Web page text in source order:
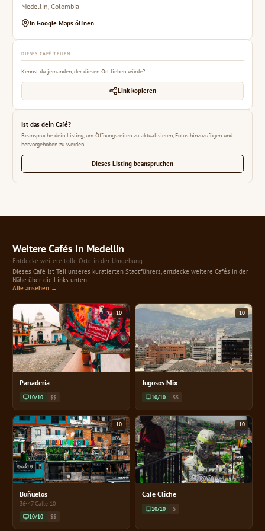
Medellín, Colombia
In Google Maps öffnen
DIESES CAFÉ TEILEN
Kennst du jemanden, der diesen Ort lieben würde?
Link kopieren
Ist das dein Café?
Beanspruche dein Listing, um Öffnungszeiten zu aktualisieren, Fotos hinzuzufügen und
hervorgehoben zu werden.
Dieses Listing beanspruchen
Weitere Cafés in Medellín
Entdecke weitere tolle Orte in der Umgebung
Dieses Café ist Teil unseres kuratierten Stadtführers, entdecke weitere Cafés in der
Nähe über die Links unten.
Alle ansehen →
10
Panadería
10/10 $$
10
Jugosos Mix
10/10 $$
10
Buñuelos
36-47 Calle 10
10/10 $$
10
Cafe Cliche
10/10 $